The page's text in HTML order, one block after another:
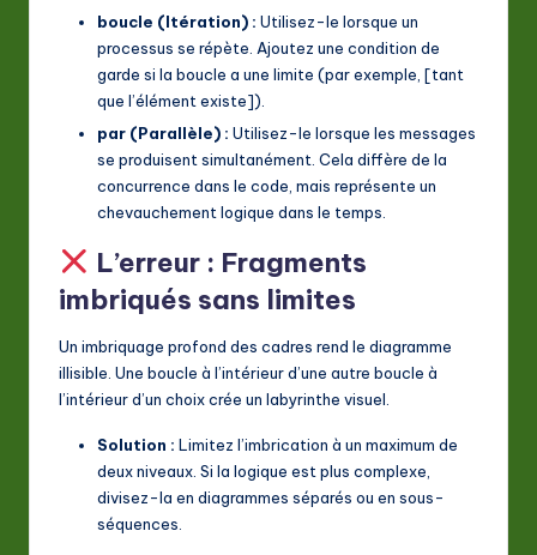
boucle (Itération) : Utilisez-le lorsque un
processus se répète. Ajoutez une condition de
garde si la boucle a une limite (par exemple, [tant
que l’élément existe]).
par (Parallèle) : Utilisez-le lorsque les messages
se produisent simultanément. Cela diffère de la
concurrence dans le code, mais représente un
chevauchement logique dans le temps.
L’erreur : Fragments
imbriqués sans limites
Un imbriquage profond des cadres rend le diagramme
illisible. Une boucle à l’intérieur d’une autre boucle à
l’intérieur d’un choix crée un labyrinthe visuel.
Solution : Limitez l’imbrication à un maximum de
deux niveaux. Si la logique est plus complexe,
divisez-la en diagrammes séparés ou en sous-
séquences.